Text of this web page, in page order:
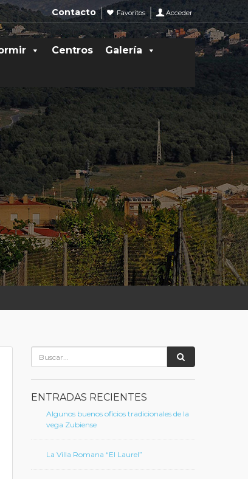
Contacto Favoritos Acceder
Centros Galería
ENTRADAS RECIENTES
Algunos buenos oficios tradicionales de la
vega Zubiense
La Villa Romana “El Laurel”